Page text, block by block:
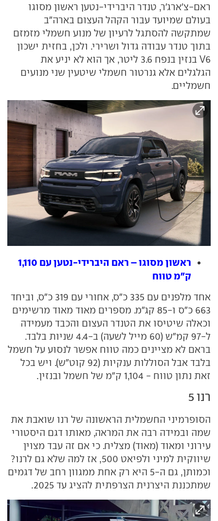
ראם-צ'ארג'ר, טנדר היברידי-נטען ראשון מסוגו
בעולם שמיועד עבור הקהל העצום בארה"ב
שמתקשה להסתגל לרעיון של מנוע חשמלי מזמזם
בתוך טנדר עבודה גדול ושרירי. ולכן, בחזית ישכון
V6 בנזין בנפח 3.6 ליטר, אך הוא לא יניע את
הגלגלים אלא גנרטור חשמלי שיטעין שני מנועים
חשמליים.
ראשון מסוגו – ראם היברידי-נטען עם 1,110
ק"מ טווח
אחד מלפנים עם 335 כ"ס, אחורי עם 319 כ"ס, וביחד
663 כ"ס ו-85 קג"מ. מספרים מאוד מאוד מרשימים
וכאלה שיטיסו את הטנדר העצום והכבד מעמידה
ל-97 קמ"ש (60 מייל לשעה) ב-4.4 שניות בלבד.
בראם לא מציינים כמה טווח אפשר לנסוע על חשמל
בלבד אבל הסוללות ענקיות (92 קוט"ש). ויש בכל
זאת נתון טווח - 1,104 ק"מ של חשמל ובנזין.
רנו 5
הסופרמיני החשמלית הראשונה של רנו שואבת את
שמה ובמידה רבה את המראה, מאותו דגם היסטורי
עירוני ומאוד (מאוד) מצליח. כי אם זה עבד מצוין
שיווקית למיני ולפיאט 500, אז למה שלא גם לרנו?
וכמותן, גם ה-5 היא רק אחת ממגוון רחב של דגמים
שמתכננת היצרנית הצרפתית להציג עד 2025.